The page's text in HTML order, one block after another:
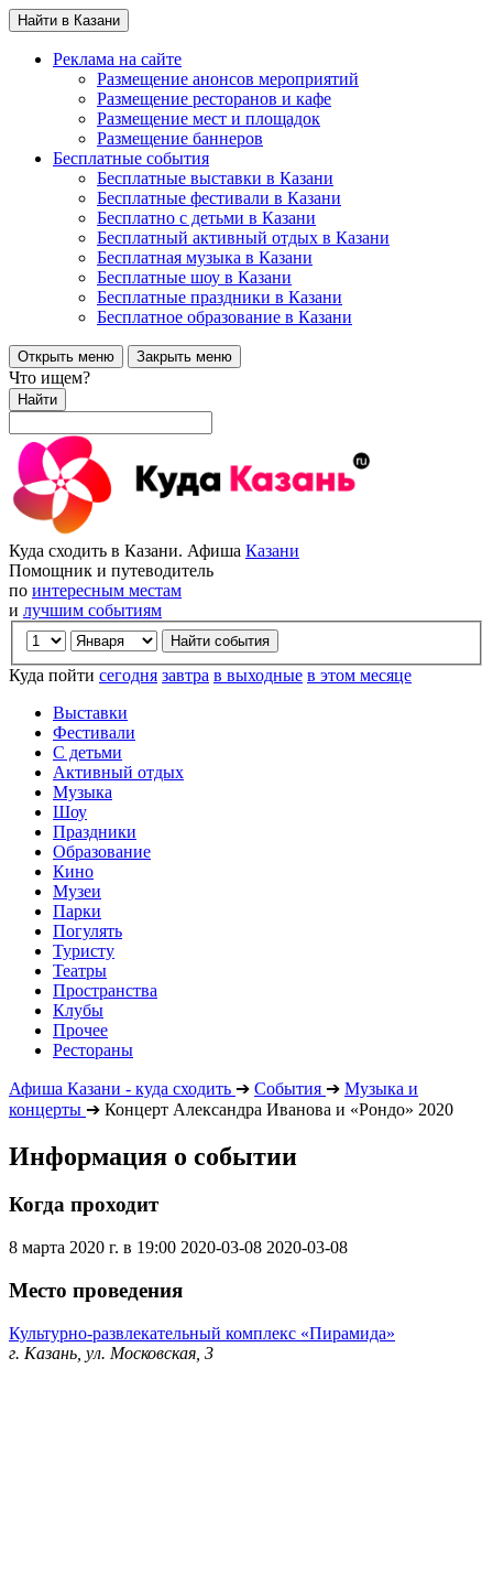
Найти в Казани
Реклама на сайте
Размещение анонсов мероприятий
Размещение ресторанов и кафе
Размещение мест и площадок
Размещение баннеров
Бесплатные события
Бесплатные выставки в Казани
Бесплатные фестивали в Казани
Бесплатно с детьми в Казани
Бесплатный активный отдых в Казани
Бесплатная музыка в Казани
Бесплатные шоу в Казани
Бесплатные праздники в Казани
Бесплатное образование в Казани
Открыть меню Закрыть меню
Что ищем?
Найти
Куда сходить в Казани. Афиша Казани
Помощник и путеводитель
по интересным местам
и лучшим событиям
Куда пойти сегодня завтра в выходные в этом месяце
Выставки
Фестивали
С детьми
Активный отдых
Музыка
Шоу
Праздники
Образование
Кино
Музеи
Парки
Погулять
Туристу
Театры
Пространства
Клубы
Прочее
Рестораны
Афиша Казани - куда сходить ➔ События ➔ Музыка и
концерты ➔ Концерт Александра Иванова и «Рондо» 2020
Информация о событии
Когда проходит
8 марта 2020 г. в 19:00 2020-03-08 2020-03-08
Место проведения
Культурно-развлекательный комплекс «Пирамида»
г. Казань, ул. Московская, 3